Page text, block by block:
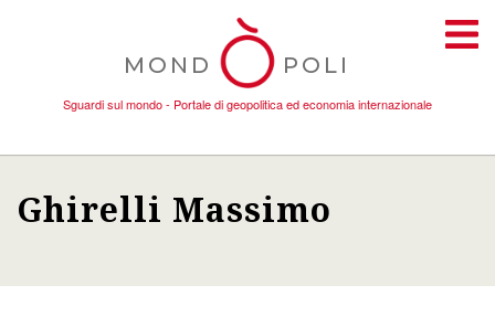
MOND POLI
Sguardi sul mondo - Portale di geopolitica ed economia internazionale
TEMI
Ghirelli Massimo